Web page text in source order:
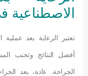
الاصطناعية
تعتبر الرعاية بعد عملية
أفضل النتائج وتجنب
الجراحة. عادة، بعد